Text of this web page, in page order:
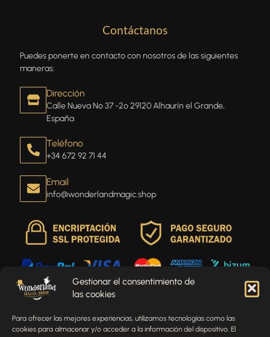
Gestionar el consentimiento de
las cookies
Para ofrecer las mejores experiencias, utilizamos tecnologías como las
cookies para almacenar y/o acceder a la información del dispositivo. El
Contáctanos
Puedes ponerte en contacto con nosotros de las siguientes
maneras:
Dirección
Calle Nueva Nº 37 -2º 29120 Alhaurín el Grande,
España
Teléfono
+34 672 92 71 44
Email
info@wonderlandmagic.shop
Envíenos un mensaje
¿Tienes alguna pregunta, comentario o necesitas ayuda